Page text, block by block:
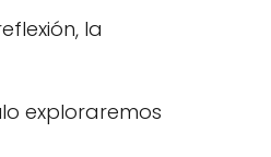
la
exploraremos